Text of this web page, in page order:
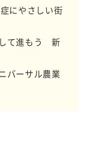
にやさしい街
て進もう 新
バーサル農業